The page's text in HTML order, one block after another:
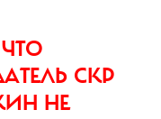
СКР
НЕ